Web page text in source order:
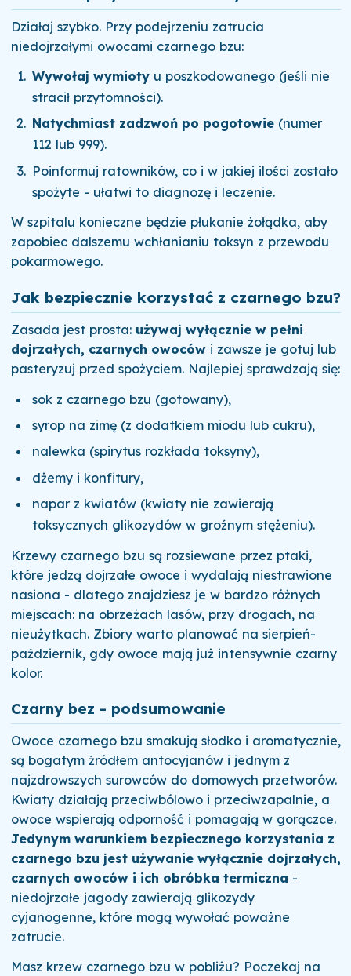
Działaj szybko. Przy podejrzeniu zatrucia
niedojrzałymi owocami czarnego bzu:
Wywołaj wymioty u poszkodowanego (jeśli nie
stracił przytomności).
Natychmiast zadzwoń po pogotowie (numer
112 lub 999).
Poinformuj ratowników, co i w jakiej ilości zostało
spożyte - ułatwi to diagnozę i leczenie.
W szpitalu konieczne będzie płukanie żołądka, aby
zapobiec dalszemu wchłanianiu toksyn z przewodu
pokarmowego.
Jak bezpiecznie korzystać z czarnego bzu?
Zasada jest prosta: używaj wyłącznie w pełni
dojrzałych, czarnych owocówi zawsze je gotuj lub
pasteryzuj przed spożyciem. Najlepiej sprawdzają się:
sok z czarnego bzu (gotowany),
syrop na zimę (z dodatkiem miodu lub cukru),
nalewka (spirytus rozkłada toksyny),
dżemy i konfitury,
napar z kwiatów (kwiaty nie zawierają
toksycznych glikozydów w groźnym stężeniu).
Krzewy czarnego bzu są rozsiewane przez ptaki,
które jedzą dojrzałe owoce i wydalają niestrawione
nasiona - dlatego znajdziesz je w bardzo różnych
miejscach: na obrzeżach lasów, przy drogach, na
nieużytkach. Zbiory warto planować na sierpień-
październik, gdy owoce mają już intensywnie czarny
kolor.
Czarny bez - podsumowanie
Owoce czarnego bzu smakują słodko i aromatycznie,
są bogatym źródłem antocyjanów i jednym z
najzdrowszych surowców do domowych przetworów.
Kwiaty działają przeciwbólowo i przeciwzapalnie, a
owoce wspierają odporność i pomagają w gorączce.
Jedynym warunkiem bezpiecznego korzystania z
czarnego bzu jest używanie wyłącznie dojrzałych,
czarnych owoców i ich obróbka termiczna -
niedojrzałe jagody zawierają glikozydy
cyjanogenne, które mogą wywołać poważne
zatrucie.
Masz krzew czarnego bzu w pobliżu? Poczekaj na